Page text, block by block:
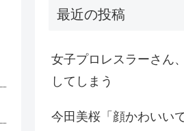
最近の投稿
女子プロレスラーさん
してしまう
今田美桜「顔かわいい